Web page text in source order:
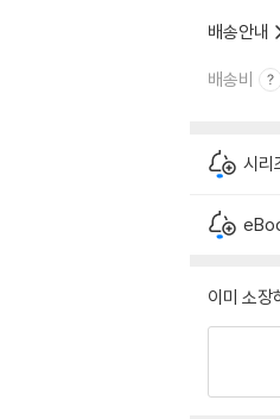
배송안내
배송비
시리
이미 소장